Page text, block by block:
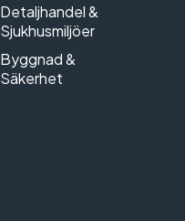
Detaljhandel &
Sjukhusmiljöer
Byggnad &
Säkerhet